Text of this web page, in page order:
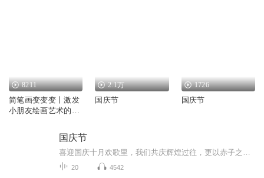
8211
简笔画变变变丨激发
小朋友绘画艺术的视
2.1万
国庆节
1726
国庆节
国庆节
20 4542